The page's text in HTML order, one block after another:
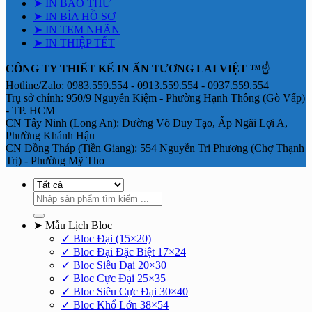
➤ IN BAO THƯ
➤ IN BÌA HỒ SƠ
➤ IN TEM NHÃN
➤ IN THIỆP TẾT
CÔNG TY THIẾT KẾ IN ẤN TƯƠNG LAI VIỆT ™☝️
Hotline/Zalo: 0983.559.554 - 0913.559.554 - 0937.559.554
Trụ sở chính: 950/9 Nguyễn Kiệm - Phường Hạnh Thông (Gò Vấp)
- TP. HCM
CN Tây Ninh (Long An): Đường Võ Duy Tạo, Ấp Ngãi Lợi A,
Phường Khánh Hậu
CN Đồng Tháp (Tiền Giang): 554 Nguyễn Tri Phương (Chợ Thạnh
Trị) - Phường Mỹ Tho
Tìm
kiếm:
➤ Mẫu Lịch Bloc
✓ Bloc Đại (15×20)
✓ Bloc Đại Đặc Biệt 17×24
✓ Bloc Siêu Đại 20×30
✓ Bloc Cực Đại 25×35
✓ Bloc Siêu Cực Đại 30×40
✓ Bloc Khổ Lớn 38×54